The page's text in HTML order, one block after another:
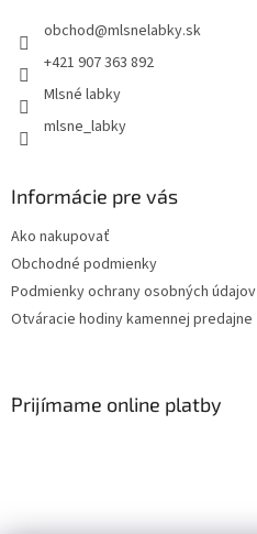
obchod@mlsnelabky.sk
+421 907 363 892
Mlsné labky
mlsne_labky
Informácie pre vás
Ako nakupovať
Obchodné podmienky
Podmienky ochrany osobných údajov
Otváracie hodiny kamennej predajne
Prijímame online platby